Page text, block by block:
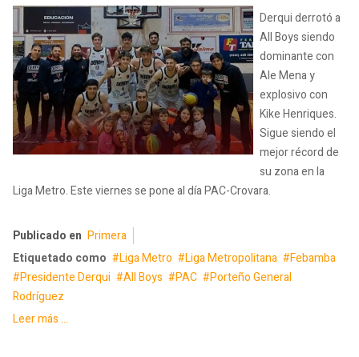
Derqui derrotó a
All Boys siendo
dominante con
Ale Mena y
explosivo con
Kike Henriques.
Sigue siendo el
mejor récord de
su zona en la
Liga Metro. Este viernes se pone al día PAC-Crovara.
Publicado en Primera
Etiquetado como
Liga Metro Liga Metropolitana
Febamba
Presidente Derqui
All Boys PAC
Porteño General
Rodríguez
Leer más ...